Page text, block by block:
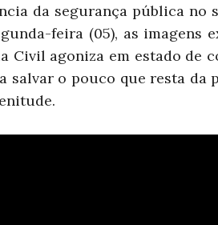
da segurança pública no
feira (05), as imagens
Civil agoniza em estado de
salvar o pouco que resta da